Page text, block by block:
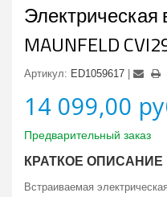
Электрическая
MAUNFELD
Артикул: ED1059617
14 099,00
Предварительный заказ
КРАТКОЕ ОПИСАНИЕ
Встраиваемая